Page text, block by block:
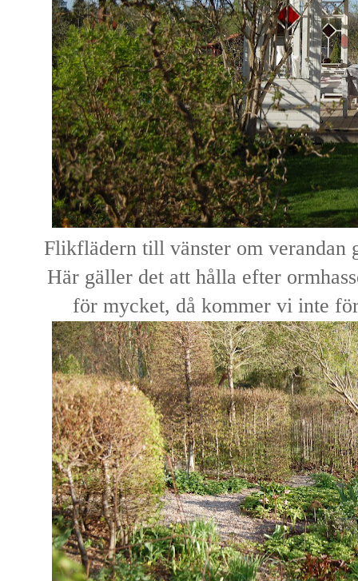
Flikflädern till vänster om verandan
Här gäller det att hålla efter
för mycket, då kommer vi inte